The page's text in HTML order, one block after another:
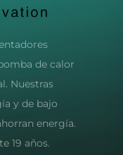
de calor
Nuestras
y de bajo
energía.
19 años.